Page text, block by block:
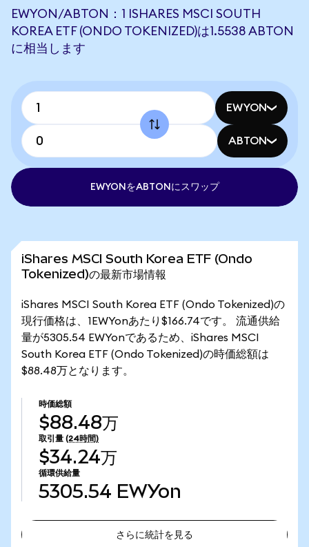
EWYON/ABTON：1 ISHARES MSCI SOUTH
KOREA ETF (ONDO TOKENIZED)は1.5538 ABTON
に相当します
EWYON
ABTON
EWYONをABTONにスワップ
iShares MSCI South Korea ETF (Ondo
Tokenized)の最新市場情報
iShares MSCI South Korea ETF (Ondo Tokenized)の
現行価格は、1EWYonあたり$166.74です。 流通供給
量が5305.54 EWYonであるため、iShares MSCI
South Korea ETF (Ondo Tokenized)の時価総額は
$88.48万となります。
時価総額
$88.48万
取引量 (24時間)
$34.24万
循環供給量
5305.54 EWYon
さらに統計を見る